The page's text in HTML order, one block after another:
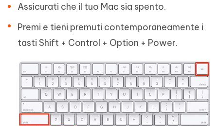
Assicurati che il tuo Mac sia spento.
Premi e tieni premuti contemporaneamente i
tasti Shift + Control + Option + Power.